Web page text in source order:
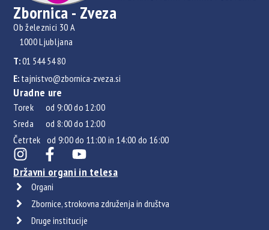
Zbornica - Zveza
Ob železnici 30 A
1000 Ljubljana
T:01 544 54 80
E: tajnistvo@zbornica-zveza.si
Uradne ure
Torek od 9:00 do 12:00
Sreda od 8:00 do 12:00
Četrtek od 9:00 do 11:00 in 14:00 do 16:00
Državni organi in telesa
Organi
Zbornice, strokovna združenja in društva
Druge institucije